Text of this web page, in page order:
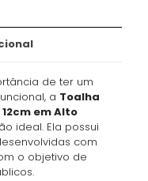
de ter um
a Toalha
em Alto
ideal. Ela possui
com
o objetivo de